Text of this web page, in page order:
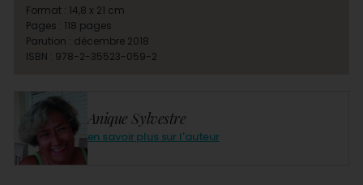
Anique Sylvestre
en savoir plus sur l'auteur
Format : 14,8 x 21 cm
Pages : 118 pages
Parution : décembre 2018
ISBN : 978-2-35523-059-2